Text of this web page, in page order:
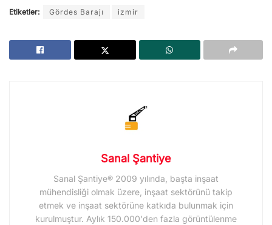
Etiketler: Gördes Barajı izmir
Sanal Şantiye
Sanal Şantiye® 2009 yılında, başta inşaat
mühendisliği olmak üzere, inşaat sektörünü takip
etmek ve inşaat sektörüne katkıda bulunmak için
kurulmuştur. Aylık 150.000'den fazla görüntülenme